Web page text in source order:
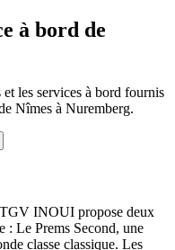
à bord de
les services à bord fournis
Nîmes à Nuremberg.
INOUI propose deux
: Le Prems Second, une
classe classique. Les